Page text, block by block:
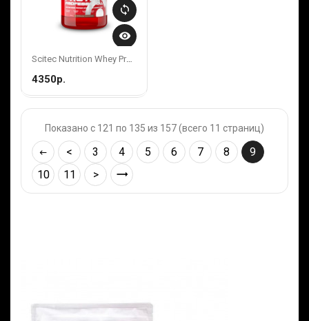
sync
visibility
Scitec Nutrition Whey Protein Prof. 920g Salted Caramel
4350р.
Показано с 121 по 135 из 157 (всего 11 страниц)
< 3 4 5 6 7 8
9
10
11 >